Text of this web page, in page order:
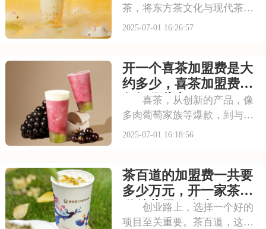
茶，将东方茶文化与现代茶饮
巧妙结合。以“原叶鲜奶茶”为
茶饮市场脱颖而出。不少投资
者被其吸引，以下是开一个霸
王茶姬店大概多少钱，
2025-07-01 16:26:57
开一个喜茶加盟费是大
约多少，喜茶加盟费用
包括哪些方面
喜茶，从创新的产品，像
多肉葡萄家族等爆款，到与知
名品牌跨界联名提升影响力，
是大约多少，喜茶加盟费用包
括哪些方面的具体分析！希望
能为您提供参考~
2025-07-01 16:18:56
茶百道的加盟费一共要
多少万元，开一家茶百
道总共需要多少钱
创业路上，选择一个好的
项目至关重要。茶百道，这个